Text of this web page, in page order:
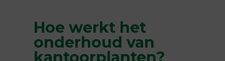
Hoe werkt het
onderhoud van